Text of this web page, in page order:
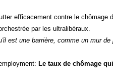
efficacement contre le
par les ultralibéraux.
est une barrière, comme un mur
Le taux de chômage